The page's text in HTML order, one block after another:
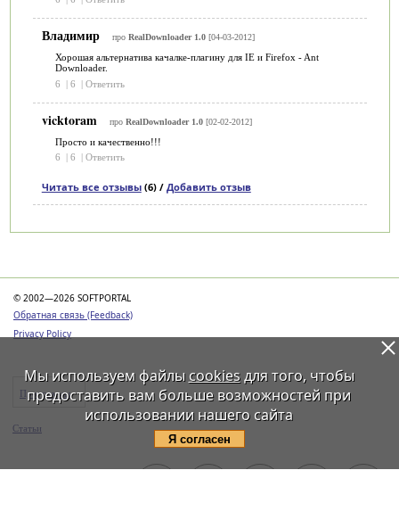
Владимир про RealDownloader 1.0[04-03-2012]
Хорошая альтернатива качалке-плагину для IE и Firefox - Ant
Downloader.
6
| 6 | Ответить
vicktoram про RealDownloader 1.0[02-02-2012]
Просто и качественно!!!
6
6 Ответить
Читать все отзывы(6) / Добавить отзыв
© 2002—2026 SOFTPORTAL
Обратная связь (Feedback)
Privacy Policy
Программы
Статьи
Мы используем файлы cookiesдля того, чтобы
предоставить вам больше возможностей при
использовании нашего сайта